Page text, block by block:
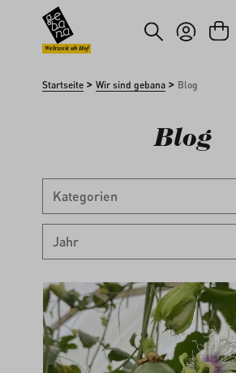
Hauptinhalt springen
Zur Suche springen
Weltweit ab Hof
Startseite > Wir sind gebana > Blog
Blog
Kategorien
Jahr